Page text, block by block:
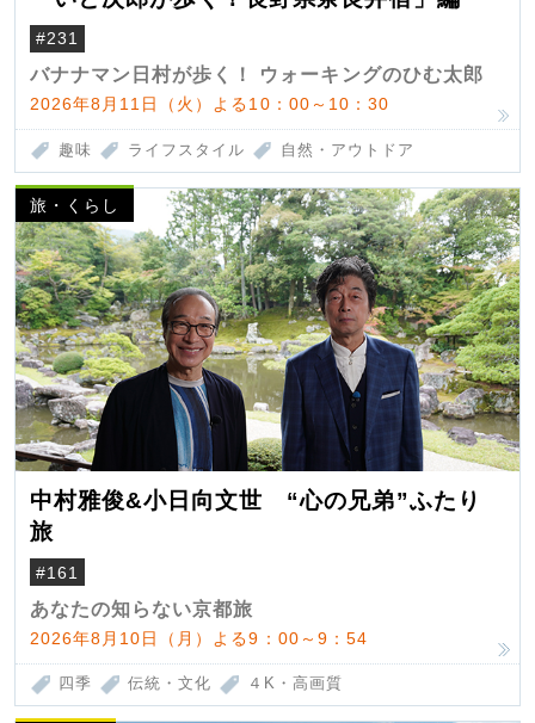
#231
バナナマン日村が歩く！ ウォーキングのひむ太郎
2026年8月11日（火）よる10：00～10：30
趣味 ライフスタイル 自然・アウトドア
旅・くらし
中村雅俊&小日向文世 “心の兄弟”ふたり
旅
#161
あなたの知らない京都旅
2026年8月10日（月）よる9：00～9：54
四季 伝統・文化 ４K・高画質